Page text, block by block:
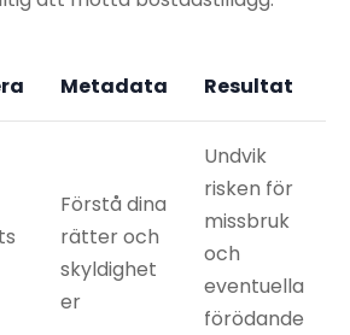
Metadata Resultat
Förstå dina
rätter och
skyldighet
er
Undvik
risken för
missbruk
och
eventuella
förödande